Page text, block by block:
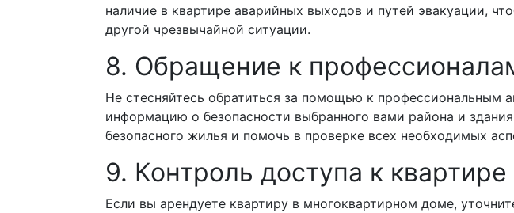
наличие в квартире аварийных выходов и путей эвакуации,
другой чрезвычайной ситуации.
8. Обращение к
Не стесняйтесь обратиться за помощью к профессиональным
информацию о безопасности выбранного вами района и
безопасного жилья и помочь в проверке всех необходимых
9. Контроль доступа к квартире
Если вы арендуете квартиру в многоквартирном доме,